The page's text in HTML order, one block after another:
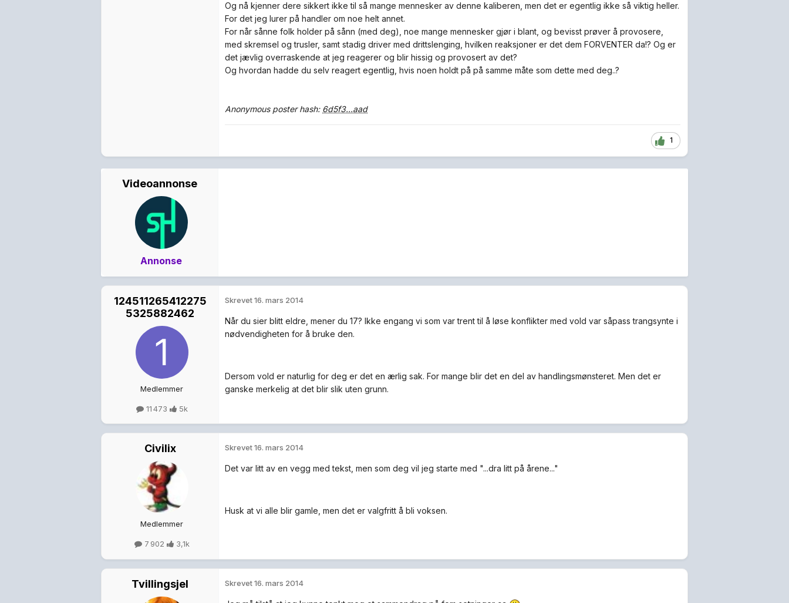
Og nå kjenner dere sikkert ikke til så mange mennesker av denne kaliberen, men det er egentlig ikke så viktig heller.
For det jeg lurer på handler om noe helt annet.
For når sånne folk holder på sånn (med deg), noe mange mennesker gjør i blant, og bevisst prøver å provosere,
med skremsel og trusler, samt stadig driver med drittslenging, hvilken reaksjoner er det dem FORVENTER da!? Og er
det jævlig overraskende at jeg reagerer og blir hissig og provosert av det?
Og hvordan hadde du selv reagert egentlig, hvis noen holdt på på samme måte som dette med deg..?
Anonymous poster hash: 6d5f3...aad
1
Videoannonse
Annonse
124511265412275
5325882462
Medlemmer
11 473 5k
Skrevet16. mars 2014
Når du sier blitt eldre, mener du 17? Ikke engang vi som var trent til å løse konflikter med vold var såpass trangsynte i
nødvendigheten for å bruke den.
Dersom vold er naturlig for deg er det en ærlig sak. For mange blir det en del av handlingsmønsteret. Men det er
ganske merkelig at det blir slik uten grunn.
Civilix
Medlemmer
7 902 3,1k
Skrevet16. mars 2014
Det var litt av en vegg med tekst, men som deg vil jeg starte med "...dra litt på årene..."
Husk at vi alle blir gamle, men det er valgfritt å bli voksen.
Tvillingsjel Skrevet16. mars 2014